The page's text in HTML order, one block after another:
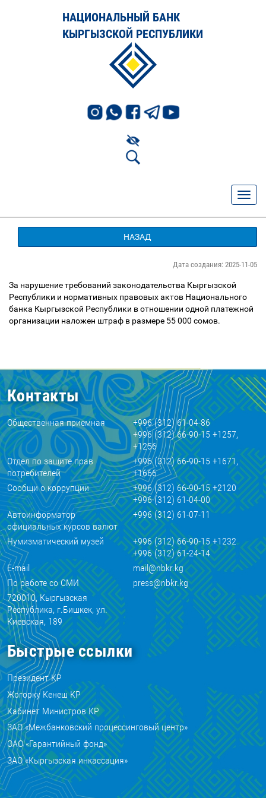
НАЦИОНАЛЬНЫЙ БАНК
КЫРГЫЗСКОЙ РЕСПУБЛИКИ
НАЗАД
Дата создания: 2025-11-05
За нарушение требований законодательства Кыргызской
Республики и нормативных правовых актов Национального
банка Кыргызской Республики в отношении одной платежной
организации наложен штраф в размере 55 000 сомов.
Контакты
Общественная приемная
+996 (312) 61-04-86
+996 (312) 66-90-15 +1257,
+1256
Отдел по защите прав
потребителей
+996 (312) 66-90-15 +1671,
+1666
Сообщи о коррупции
+996 (312) 66-90-15 +2120
+996 (312) 61-04-00
Автоинформатор
официальных курсов валют
+996 (312) 61-07-11
Нумизматический музей
+996 (312) 66-90-15 +1232
+996 (312) 61-24-14
E-mail
mail@nbkr.kg
По работе со СМИ
press@nbkr.kg
720010, Кыргызская
Республика, г.Бишкек, ул.
Киевская, 189
Быстрые ссылки
Президент КР
Жогорку Кенеш КР
Кабинет Министров КР
ЗАО «Межбанковский процессинговый центр»
ОАО «Гарантийный фонд»
ЗАО «Кыргызская инкассация»